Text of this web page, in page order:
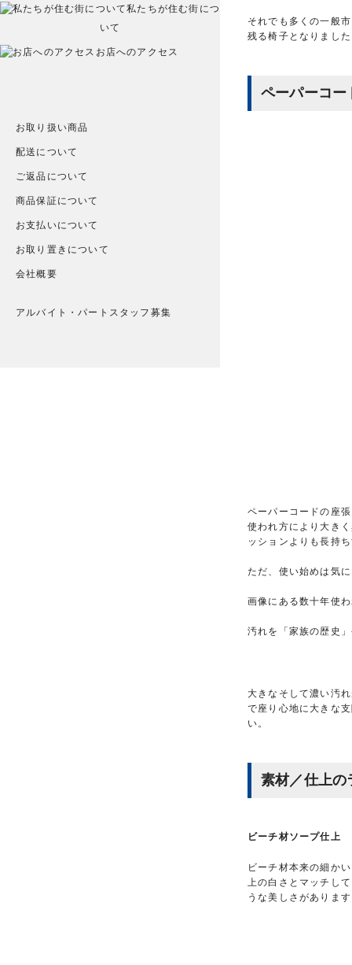
それでも多くの一般
残る椅子となりまし
ペーパーコー
ペーパーコードの座
使われ方により大き
ッションよりも長持
ただ、使い始めは気
画像にある数十年使
汚れを「家族の歴史
大きなそして濃い汚
で座り心地に大きな
い。
素材／仕上の
ビーチ材ソープ仕上
ビーチ材本来の細か
上の白さとマッチし
うな美しさがありま
私たちが住む街につ
いて
お店へのアクセス
お取り扱い商品
配送について
ご返品について
商品保証について
お支払いについて
お取り置きについて
会社概要
アルバイト・パートスタッフ募集